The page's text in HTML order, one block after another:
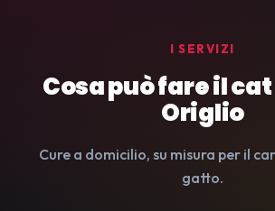
I SERVIZI
Cosa può fare il
Origlio
Cure a domicilio, su misura per il
gatto.